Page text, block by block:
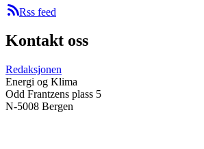
Rss feed
Kontakt oss
Redaksjonen
Energi og Klima
Odd Frantzens plass 5
N-5008 Bergen